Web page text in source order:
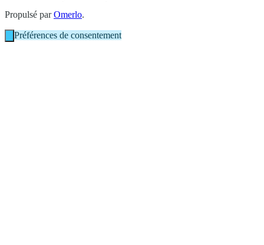
Propulsé parOmerlo.
Préférences de consentement